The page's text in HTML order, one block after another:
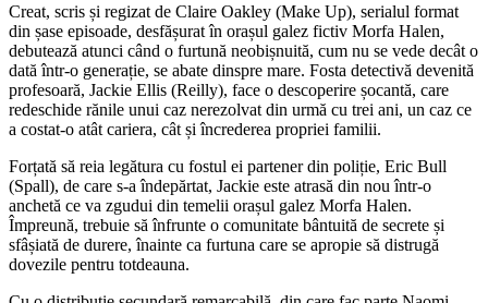
have to unpick both the town’s secrets and their shared past.
Creat, scris și regizat de Claire Oakley (Make Up), serialul format
din șase episoade, desfășurat în orașul galez fictiv Morfa Halen,
debutează atunci când o furtună neobișnuită, cum nu se vede decât o
dată într-o generație, se abate dinspre mare. Fosta detectivă devenită
profesoară, Jackie Ellis (Reilly), face o descoperire șocantă, care
redeschide rănile unui caz nerezolvat din urmă cu trei ani, un caz ce
a costat-o atât cariera, cât și încrederea propriei familii.
Forțată să reia legătura cu fostul ei partener din poliție, Eric Bull
(Spall), de care s-a îndepărtat, Jackie este atrasă din nou într-o
anchetă ce va zgudui din temelii orașul galez Morfa Halen.
Împreună, trebuie să înfrunte o comunitate bântuită de secrete și
sfâșiată de durere, înainte ca furtuna care se apropie să distrugă
dovezile pentru totdeauna.